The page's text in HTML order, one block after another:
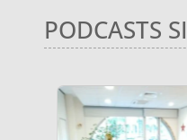
PODCASTS